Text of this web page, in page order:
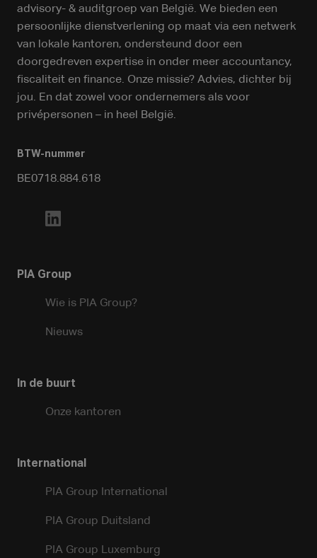
advisory- & auditgroep van België. We bieden een
persoonlijke dienstverlening op maat via een netwerk
van lokale kantoren, ondersteund door een
doorgedreven expertise in onder meer accountancy,
fiscaliteit en finance. Onze missie? Advies, dichter bij
jou. En dat zowel voor ondernemers als voor
privépersonen – in heel België.
BTW-nummer
BE0718.884.618
PIA Group
Wie is PIA Group?
Nieuws
In de buurt
Onze kantoren
International
PIA Group International
PIA Group Duitsland
PIA Group Luxemburg